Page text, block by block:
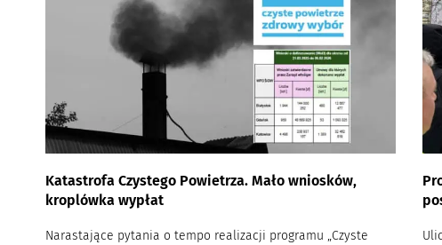
Katastrofa Czystego Powietrza. Mało wniosków,
kroplówka wypłat
Narastające pytania o tempo realizacji programu „Czyste